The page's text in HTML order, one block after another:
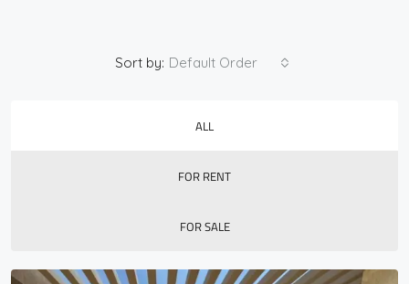
ALL
FOR RENT
FOR SALE
Sort by: Default Order